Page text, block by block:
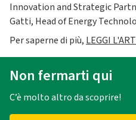
Innovation and Strategic
Gatti, Head of Energy
Per saperne di più, LEGGI
Non fermarti qui
C’è molto altro da scoprire!